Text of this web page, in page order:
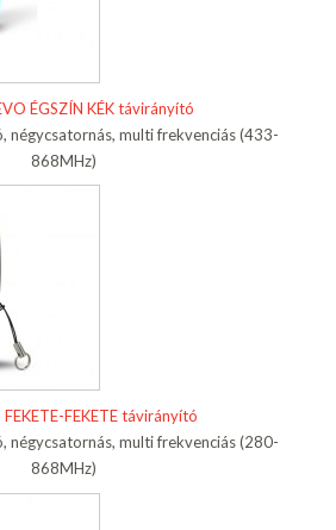
ÉGSZÍN KÉK távirányító
négycsatornás, multi frekvenciás (433-
868MHz)
FEKETE távirányító
négycsatornás, multi frekvenciás (280-
868MHz)